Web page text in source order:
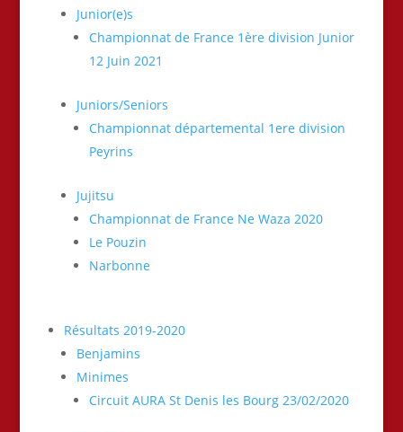
Junior(e)s
Championnat de France 1ère division Junior
12 Juin 2021
Juniors/Seniors
Championnat départemental 1ere division
Peyrins
Jujitsu
Championnat de France Ne Waza 2020
Le Pouzin
Narbonne
Résultats 2019-2020
Benjamins
Minimes
Circuit AURA St Denis les Bourg 23/02/2020